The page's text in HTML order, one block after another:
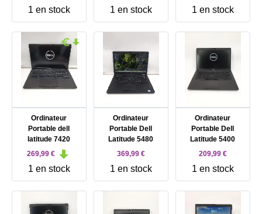
1 en stock
- DD 512 GB
1 en stock 1 en stock
Ordinateur
Portable dell
latitude 7420
269,99 €
1 en stock
Ordinateur
Portable Dell
Latitude 5480
369,99 €
1 en stock
Ordinateur
Portable Dell
Latitude 5400
209,99 €
1 en stock